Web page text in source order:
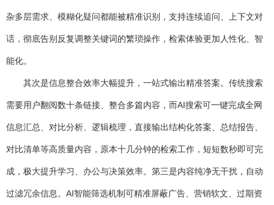
杂多层需求、模糊化疑问都能被精准识别，支持连续追问、上下文对
话，彻底告别反复调整关键词的繁琐操作，检索体验更加人性化、智
能化。
其次是信息整合效率大幅提升，一站式输出精准答案。传统搜索
需要用户翻阅数十条链接、整合多篇内容，而AI搜索可一键完成全网
信息汇总、对比分析、逻辑梳理，直接输出结构化答案、总结报告、
对比清单等高质量内容，原本十几分钟的检索工作，短短数秒即可完
成，极大提升学习、办公与决策效率。第三是内容纯净无干扰，自动
过滤冗余信息。AI智能筛选机制可精准屏蔽广告、营销软文、过期资